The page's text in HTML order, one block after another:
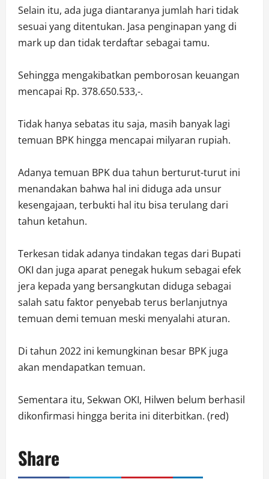
Selain itu, ada juga diantaranya jumlah hari tidak
sesuai yang ditentukan. Jasa penginapan yang di
mark up dan tidak terdaftar sebagai tamu.
Sehingga mengakibatkan pemborosan keuangan
mencapai Rp. 378.650.533,-.
Tidak hanya sebatas itu saja, masih banyak lagi
temuan BPK hingga mencapai milyaran rupiah.
Adanya temuan BPK dua tahun berturut-turut ini
menandakan bahwa hal ini diduga ada unsur
kesengajaan, terbukti hal itu bisa terulang dari
tahun ketahun.
Terkesan tidak adanya tindakan tegas dari Bupati
OKI dan juga aparat penegak hukum sebagai efek
jera kepada yang bersangkutan diduga sebagai
salah satu faktor penyebab terus berlanjutnya
temuan demi temuan meski menyalahi aturan.
Di tahun 2022 ini kemungkinan besar BPK juga
akan mendapatkan temuan.
Sementara itu, Sekwan OKI, Hilwen belum berhasil
dikonfirmasi hingga berita ini diterbitkan. (red)
Share